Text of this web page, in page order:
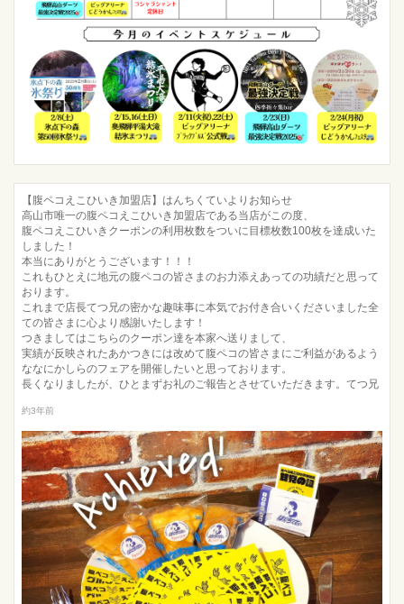
【腹ペコえこひいき加盟店】はんちくていよりお知らせ
高山市唯一の腹ペコえこひいき加盟店である当店がこの度、
腹ペコえこひいきクーポンの利用枚数をついに目標枚数100枚を達成いた
しました！
本当にありがとうございます！！！
これもひとえに地元の腹ペコの皆さまのお力添えあっての功績だと思って
おります。
これまで店長てつ兄の密かな趣味事に本気でお付き合いくださいました全
ての皆さまに心より感謝いたします！
つきましてはこちらのクーポン達を本家へ送りまして、
実績が反映されたあかつきには改めて腹ペコの皆さまにご利益があるよう
ななにかしらのフェアを開催したいと思っております。
長くなりましたが、ひとまずお礼のご報告とさせていただきます。てつ兄
約3年前